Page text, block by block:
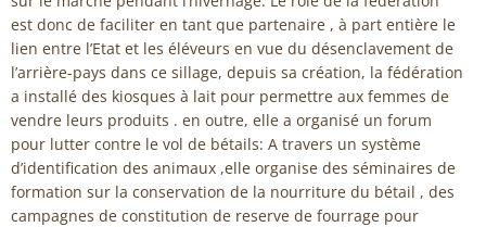
est donc de faciliter en tant que partenaire , à part entière le
lien entre l’Etat et les éléveurs en vue du désenclavement de
l’arrière-pays dans ce sillage, depuis sa création, la fédération
a installé des kiosques à lait pour permettre aux femmes de
vendre leurs produits . en outre, elle a organisé un forum
pour lutter contre le vol de bétails: A travers un système
d’identification des animaux ,elle organise des séminaires de
formation sur la conservation de la nourriture du bétail , des
campagnes de constitution de reserve de fourrage pour